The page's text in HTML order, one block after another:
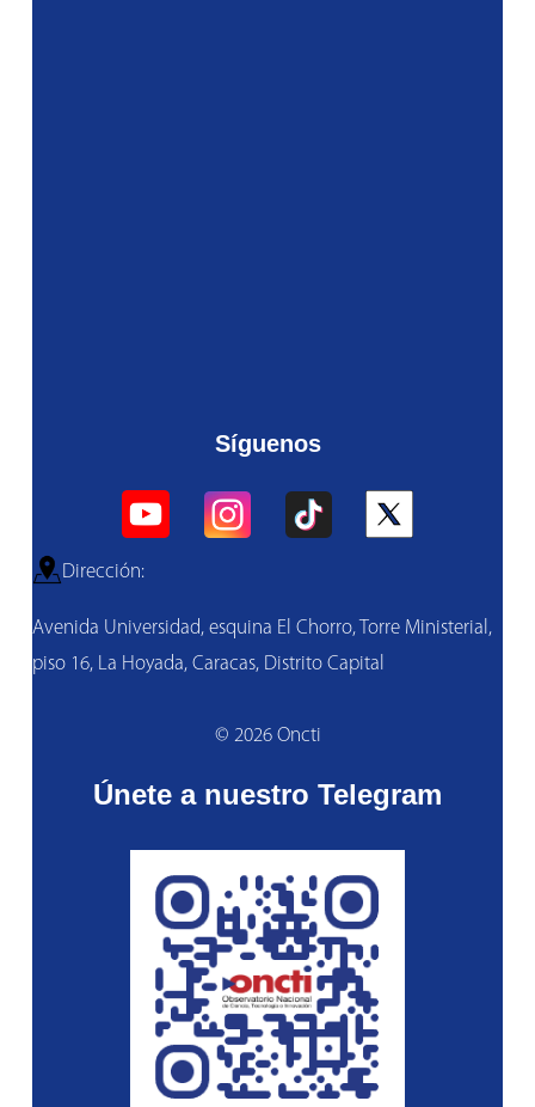
Síguenos
Dirección:
Avenida Universidad, esquina El Chorro, Torre Ministerial,
piso 16, La Hoyada, Caracas, Distrito Capital
© 2026 Oncti
Únete a nuestro Telegram